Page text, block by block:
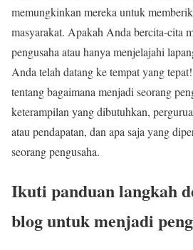
memungkinkan mereka untuk
masyarakat. Apakah Anda bercita-cita
pengusaha atau hanya menjelajahi
Anda telah datang ke tempat yang
tentang bagaimana menjadi seorang
keterampilan yang dibutuhkan,
atau pendapatan, dan apa saja yang
seorang pengusaha.
Ikuti panduan langkah
blog untuk menjadi